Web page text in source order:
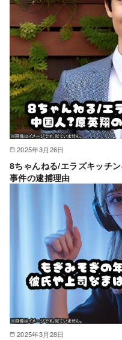
2025年3月26日
8ちゃんねる/エラズキッチ
事件の逮捕理由
2025年3月28日